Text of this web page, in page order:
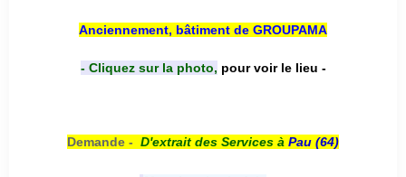
Anciennement, bâtiment de GROUPAMA
- Cliquez sur la photo, pour voir le lieu -
Demande - D'extrait des Services à Pau (64)